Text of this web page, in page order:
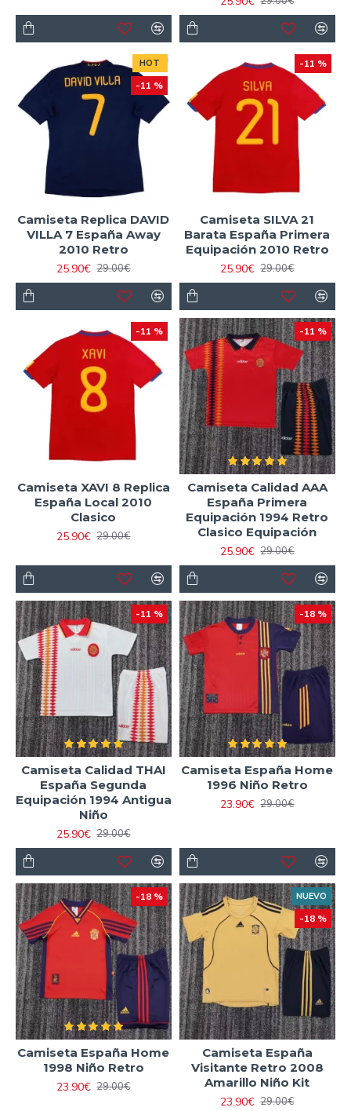
HOT
-11 %
Camiseta Replica DAVID
VILLA 7 España Away
2010 Retro
25.90€ 29.00€
-11 %
Camiseta SILVA 21
Barata España Primera
Equipación 2010 Retro
25.90€ 29.00€
-11 %
Camiseta XAVI 8 Replica
España Local 2010
Clasico
25.90€ 29.00€
-11 %
Camiseta Calidad AAA
España Primera
Equipación 1994 Retro
Clasico Equipación
25.90€ 29.00€
-11 %
Camiseta Calidad THAI
España Segunda
Equipación 1994 Antigua
Niño
25.90€ 29.00€
-18 %
Camiseta España Home
1996 Niño Retro
23.90€ 29.00€
-18 %
Camiseta España Home
1998 Niño Retro
23.90€ 29.00€
NUEVO
-18 %
Camiseta España
Visitante Retro 2008
Amarillo Niño Kit
23.90€ 29.00€